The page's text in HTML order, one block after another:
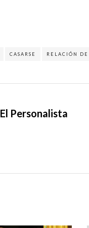
CASARSE RELACIÓN DE
El Personalista